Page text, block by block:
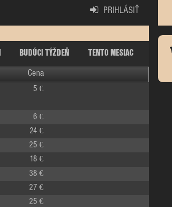
PRIHLÁSIŤ
BUDÚCI TÝŽDEŇ
TENTO MESIAC
Cena
5 €
6 €
24 €
25 €
18 €
38 €
27 €
25 €